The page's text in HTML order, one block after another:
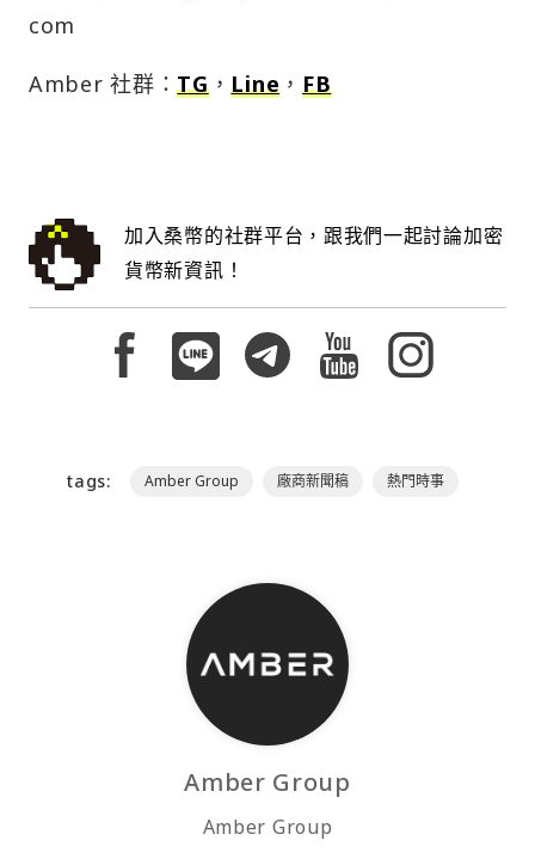
com
Amber 社群：TG，Line ， FB
加入桑幣的社群平台，跟我們一起討論加密
貨幣新資訊！
tags: Amber Group 廠商新聞稿 熱門時事
Amber Group
Amber Group